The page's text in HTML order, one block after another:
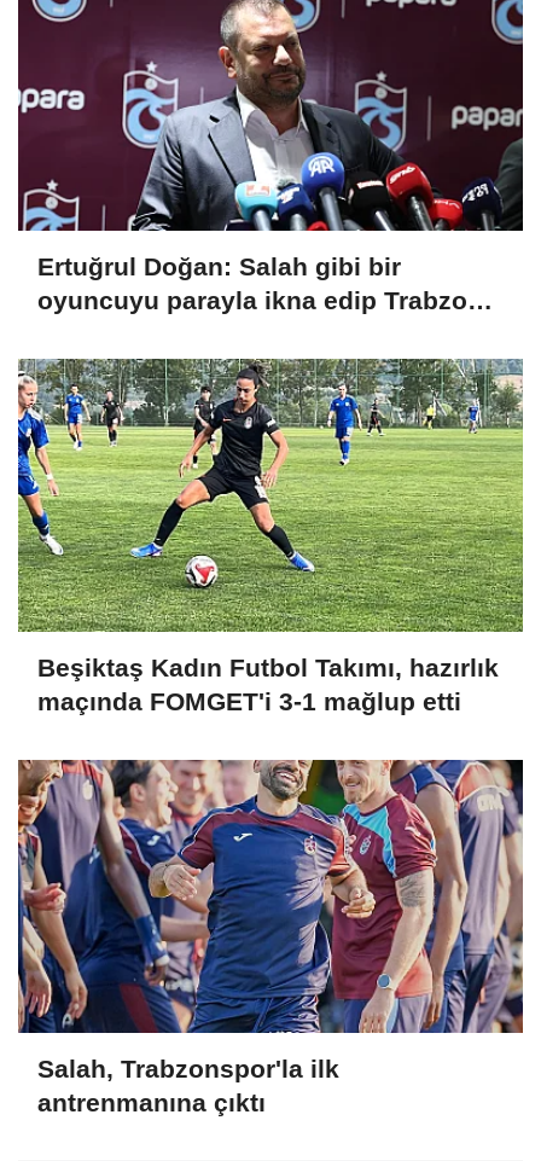
Ertuğrul Doğan: Salah gibi bir
oyuncuyu parayla ikna edip Trabzon'a
Beşiktaş Kadın Futbol Takımı, hazırlık
maçında FOMGET'i 3-1 mağlup etti
Salah, Trabzonspor'la ilk
antrenmanına çıktı